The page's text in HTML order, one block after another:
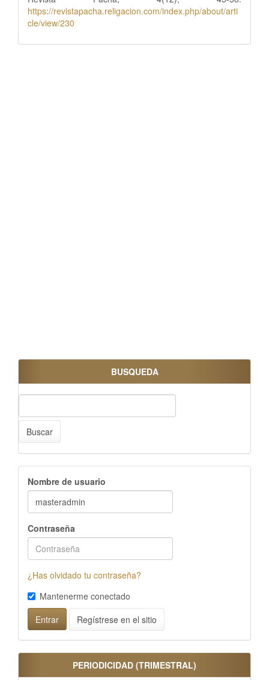
https://revistapacha.religacion.com/index.php/about/arti
cle/view/230
BUSQUEDA
Buscar
Nombre de usuario
Contraseña
¿Has olvidado tu contraseña?
Mantenerme conectado
Entrar
Regístrese en el sitio
PERIODICIDAD (TRIMESTRAL)